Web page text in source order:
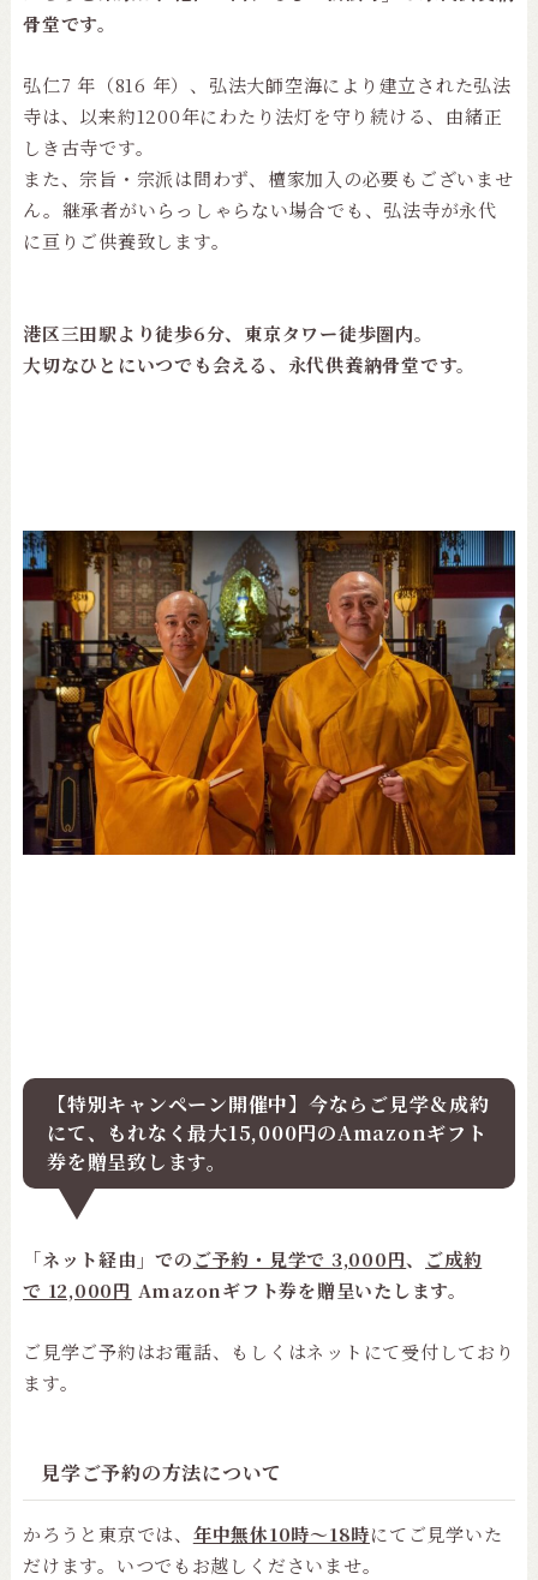
骨堂です。
弘仁7 年（816 年）、弘法大師空海により建立された弘法
寺は、以来約1200年にわたり法灯を守り続ける、由緒正
しき古寺です。
また、宗旨・宗派は問わず、檀家加入の必要もございませ
ん。継承者がいらっしゃらない場合でも、弘法寺が永代
に亘りご供養致します。
港区三田駅より徒歩6分、東京タワー徒歩圏内。
大切なひとにいつでも会える、永代供養納骨堂です。
【特別キャンペーン開催中】今ならご見学＆成約
にて、もれなく最大15,000円のAmazonギフト
券を贈呈致します。
「ネット経由」でのご予約・見学で 3,000円、 ご成約
で 12,000円 Amazonギフト券を贈呈いたします。
ご見学ご予約はお電話、もしくはネットにて受付しており
ます。
見学ご予約の方法について
かろうと東京では、 年中無休10時〜18時にてご見学いた
だけます。いつでもお越しくださいませ。